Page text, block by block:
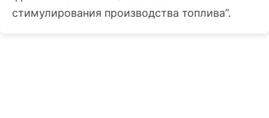
стимулирования производства топлива”.